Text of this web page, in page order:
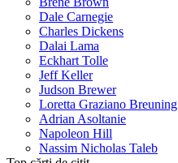
Dale Carnegie
Charles Dickens
Dalai Lama
Eckhart Tolle
Jeff Keller
Judson Brewer
Loretta Graziano Breuning
Adrian Asoltanie
Napoleon Hill
Nassim Nicholas Taleb